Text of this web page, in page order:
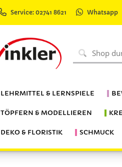
Service: 02741 8621 Whatsapp
LEHRMITTEL & LERNSPIELE
TÖPFERN & MODELLIEREN
DEKO & FLORISTIK SCHMUCK